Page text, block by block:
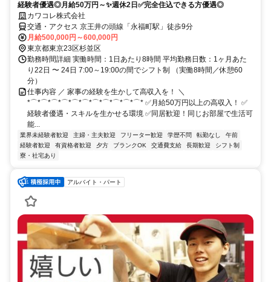
経験者優遇◎月給50万円～✨週休2日✅完全住込できる方優遇◎
カワコレ株式会社
交通・アクセス 京王井の頭線「永福町駅」徒歩9分
月給500,000円～600,000円
東京都東京23区杉並区
勤務時間詳細 実働時間：1日あたり8時間 平均勤務日数：1ヶ月あた
り22日 〜 24日 7:00～19:00の間でシフト制 （実働8時間／休憩60
分）
仕事内容 ／ 家事の経験を生かして高収入を！ ＼
*⌒*⌒*⌒*⌒*⌒*⌒*⌒*⌒*⌒*⌒*⌒* ✅月給50万円以上の高収入！ ✅
経験者優遇・スキルを生かせる環境 ✅同居歓迎！同じお部屋で生活可
能...
業界未経験者歓迎 主婦・主夫歓迎 フリーター歓迎 学歴不問 転勤なし
午前
経験者歓迎
有資格者歓迎 夕方 ブランクOK 交通費支給 長期歓迎
シフト制
寮・社宅あり
アルバイト・パート